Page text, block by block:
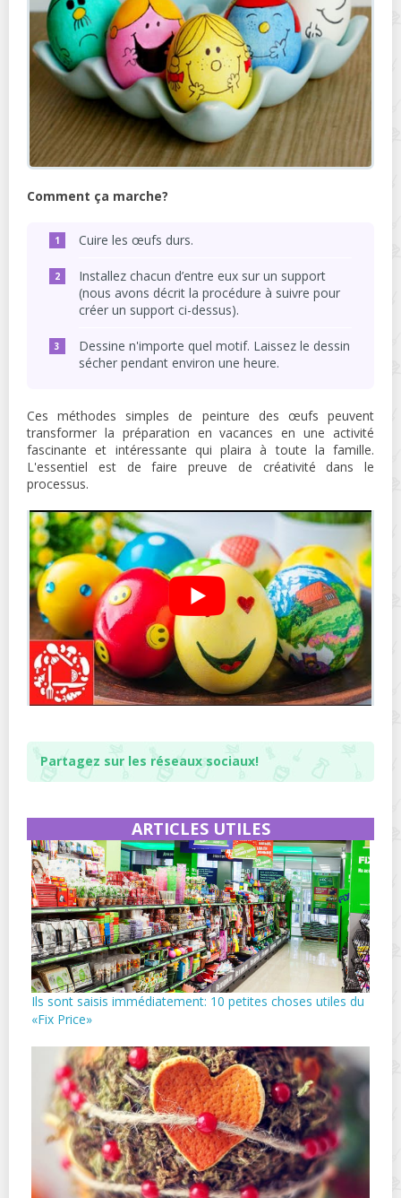
Comment ça marche?
Cuire les œufs durs.
Installez chacun d’entre eux sur un support
(nous avons décrit la procédure à suivre pour
créer un support ci-dessus).
Dessine n'importe quel motif. Laissez le dessin
sécher pendant environ une heure.
Ces méthodes simples de peinture des œufs peuvent
transformer la préparation en vacances en une activité
fascinante et intéressante qui plaira à toute la famille.
L'essentiel est de faire preuve de créativité dans le
processus.
Partagez sur les réseaux sociaux!
ARTICLES UTILES
Ils sont saisis immédiatement: 10 petites choses utiles du
«Fix Price»